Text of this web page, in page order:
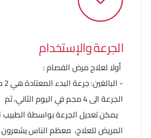
الجرعة والإستخدام
أولا لعلاج مرض الفصام :
-
الجرعة الى 4 مجم في اليوم الثاني، ثم
يمكن تعديل الجرعة بواسطة
المريض للعلاج، معظم الناس يشعرون